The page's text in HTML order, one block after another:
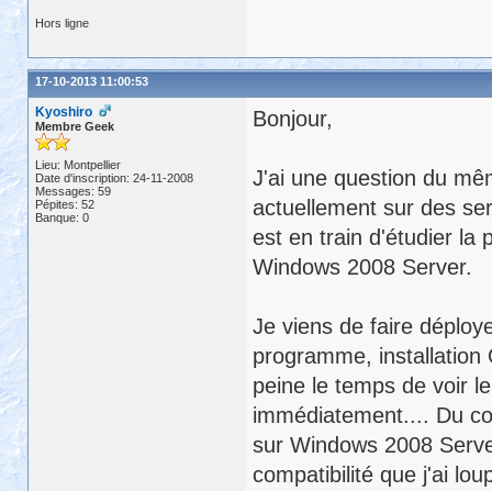
Hors ligne
17-10-2013 11:00:53
Kyoshiro
Membre Geek
Lieu: Montpellier
Date d'inscription: 24-11-2008
Messages: 59
Pépites: 52
Banque: 0
Bonjour,
J'ai une question du
actuellement sur des
est en train d'étudier la
Windows 2008 Server.
Je viens de faire
programme, installation
peine le temps de voir
immédiatement.... Du
sur Windows 2008
compatibilité que j'ai